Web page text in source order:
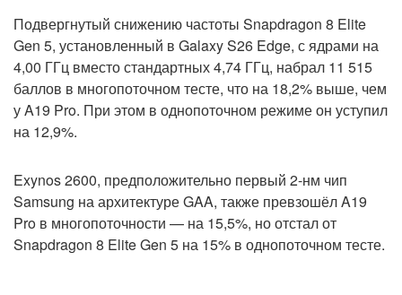
Подвергнутый снижению частоты Snapdragon 8 Elite
Gen 5, установленный в Galaxy S26 Edge, с ядрами на
4,00 ГГц вместо стандартных 4,74 ГГц, набрал 11 515
баллов в многопоточном тесте, что на 18,2% выше, чем
у A19 Pro. При этом в однопоточном режиме он уступил
на 12,9%.
Exynos 2600, предположительно первый 2-нм чип
Samsung на архитектуре GAA, также превзошёл A19
Pro в многопоточности — на 15,5%, но отстал от
Snapdragon 8 Elite Gen 5 на 15% в однопоточном тесте.